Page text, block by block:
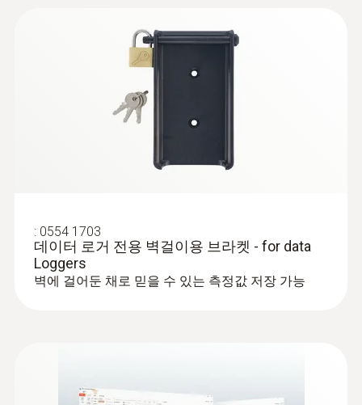
: 0554 1703
데이터 로거 전용 벽걸이용 브라켓 - for data
Loggers
벽에 걸어둔 채로 믿을 수 있는 측정값 저장 가능